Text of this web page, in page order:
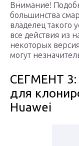
Внимание!
большинства
владелец такого
все действия из
некоторых
могут
СЕГМЕНТ 3:
для
Huawei